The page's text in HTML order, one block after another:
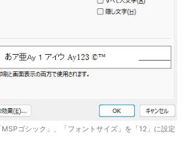
ゴシック」、「フォントサイズ」を「12」に設定